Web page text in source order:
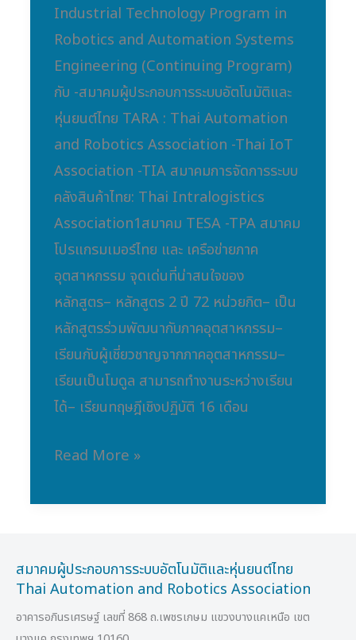
Industrial Technology Program in
Robotics and Automation Systems
Engineering (Continuing Program)
กับ -สมาคมผู้ประกอบการระบบอัตโนมัติและ
หุ่นยนต์ไทย TARA : Thai Automation
and Robotics Association -Thai IoT
Association -TIA สมาคมการจัดการระบบ
คลังสินค้าไทย: Thai Intralogistics
Association1สมาคม TESA -TPA สมาคม
โปรแกรมเมอร์ไทย และ เครือข่ายภาค
อุตสาหกรรม จุดเด่นที่น่าสนใจของ
หลักสูตร– หลักสูตร 2 ปี 72 หน่วยกิต– เป็น
หลักสูตรร่วมพัฒนากับภาคอุตสาหกรรม–
เรียนกับผู้เชี่ยวชาญจากภาคอุตสาหกรรม–
เรียนเป็นโมดูล สามารถทำงานระหว่างเรียน
ได้– เรียนทฤษฎีเชิงปฏิบัติ 16 เดือน
Read More »
สมาคมผู้ประกอบการระบบอัตโนมัติและหุ่นยนต์ไทย
Thai Automation and Robotics Association
อาคารอภินรเศรษฐ์ เลขที่ 868 ถ.เพชรเกษม แขวงบางแคเหนือ เขต